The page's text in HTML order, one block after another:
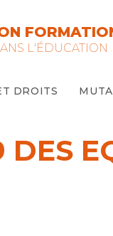
L'ÉDUCATION
DROITS
DES